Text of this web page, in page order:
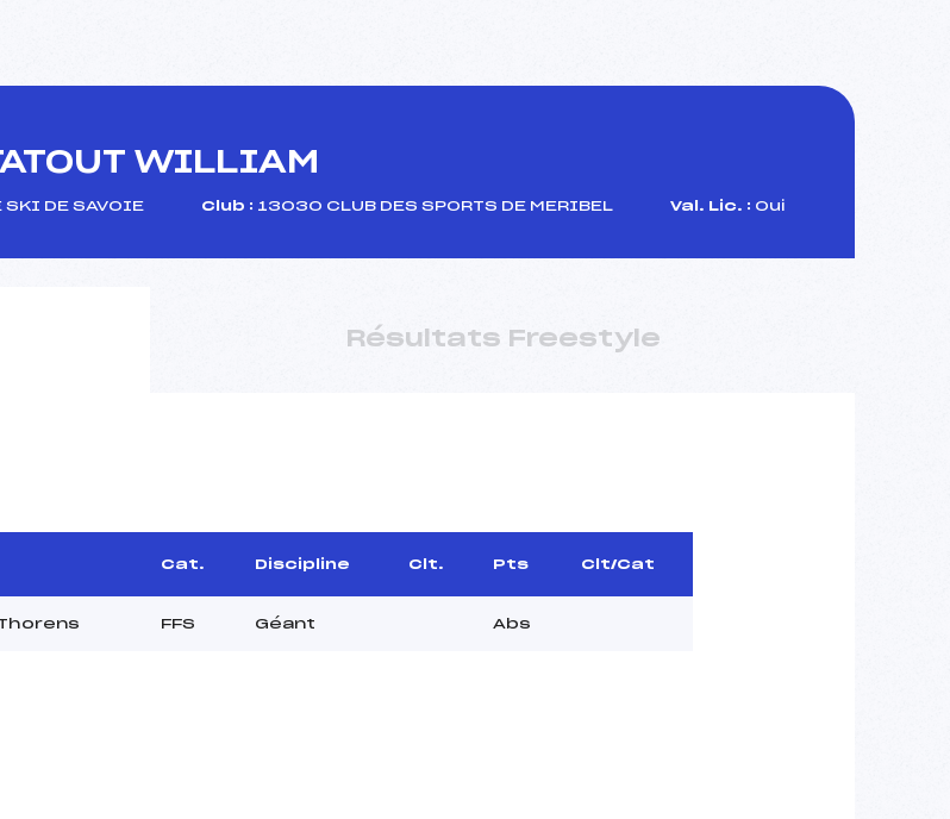
WILLIAM
SKI DE SAVOIE Club : 13030 CLUB DES SPORTS DE MERIBEL Val. Lic. : Oui
Résultats Freestyle
Cat. Discipline Clt. Pts Clt/Cat
FFS Géant Abs